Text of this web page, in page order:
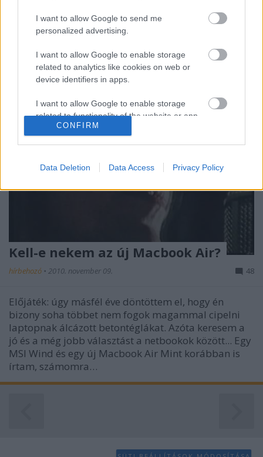
I want to allow Google to send me
personalized advertising.
I want to allow Google to enable storage
related to analytics like cookies on web or
device identifiers in apps.
I want to allow Google to enable storage
related to functionality of the website or app.
related to security, including authentication
CONFIRM
Data Deletion Data Access Privacy Policy
Developers Day-re, a Kinnarps Ház-ba (szeretném
hangsúlyozni, hogy a következő sztori bárhol
Kell-e nekem az új Macbook Air?
hírbehozó • 2010. november 09. 48
Előjáték: úgy másfél éve döntöttem el, hogy én
bizony soha többet nem fogok magammal cipelni
laptopnak álcázott betontéglákat. Azóta keresem a
jó és a még jobb választást a netbookok között... Egy
MSI Wind és egy új Macbook Air Mint korábban is
írtam, számomra…